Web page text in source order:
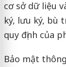
cơ sở dữ liệu
ký, lưu ký, bù
quy định của
Bảo mật